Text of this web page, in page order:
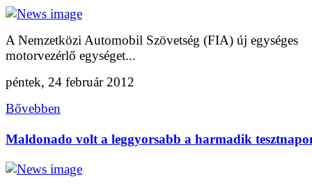
A Nemzetközi Automobil Szövetség (FIA) új egységes
motorvezérlő egységet...
péntek, 24 február 2012
Bővebben
Maldonado volt a leggyorsabb a harmadik